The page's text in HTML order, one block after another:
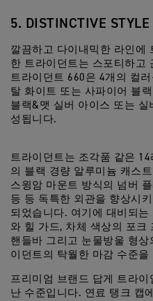
5. DISTINCTIVE STYLE
깔끔하고 다이내믹한 라인에
한 트라이던트는 스포티하고
트라이던트 660은 4개의 컬
탈 화이트 또는 사파이어 블
블랙&맷 실버 아이스 또는
성됩니다.
트라이던트는 조각품 같은
의 블랙 경량 알루미늄 캐스
스윙암 마운트 방식의 넘버
등 등 독특한 외관을 향상시
되었습니다. 여기에 대비되
와 힐 가드, 차체 색상의 포크
핸들바 그리고 눈물방울 형
이던트의 탁월한 마감 수준을
프리미엄 브랜드 답게 트라
난 수준입니다. 연료 탱크 캡